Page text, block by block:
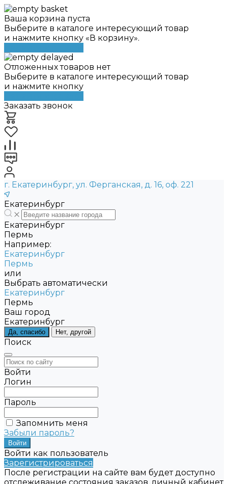
Ваша корзина пуста
Выберите в каталоге интересующий товар
и нажмите кнопку «В корзину».
Отложенных товаров нет
Выберите в каталоге интересующий товар
и нажмите кнопку
Заказать звонок
г. Екатеринбург, ул. Ферганская, д. 16, оф. 221
Екатеринбург
Екатеринбург
Пермь
Например:
Екатеринбург
Пермь
или
Выбрать автоматически
Екатеринбург
Пермь
Ваш город
Екатеринбург
Да, спасибо Нет, другой
Поиск
Войти
Логин
Пароль
Запомнить меня
Забыли пароль?
Войти как пользователь
Зарегистрироваться
После регистрации на сайте вам будет доступно